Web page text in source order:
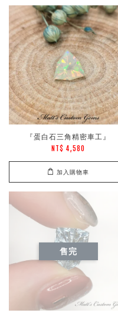
『蛋白石三角精密車工』
NT$ 4,580
加入購物車
售完